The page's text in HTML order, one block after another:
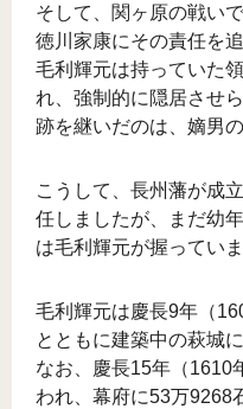
そして、関ヶ原の戦い
徳川家康にその責任を
毛利輝元は持っていた
れ、強制的に隠居させら
跡を継いだのは、嫡男
こうして、長州藩が成
任しましたが、まだ幼
は毛利輝元が握っていま
毛利輝元は慶長9年（
とともに建築中の萩城
なお、慶長15年（1610
われ、幕府に53万9268